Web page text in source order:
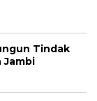
Tindak
Jambi